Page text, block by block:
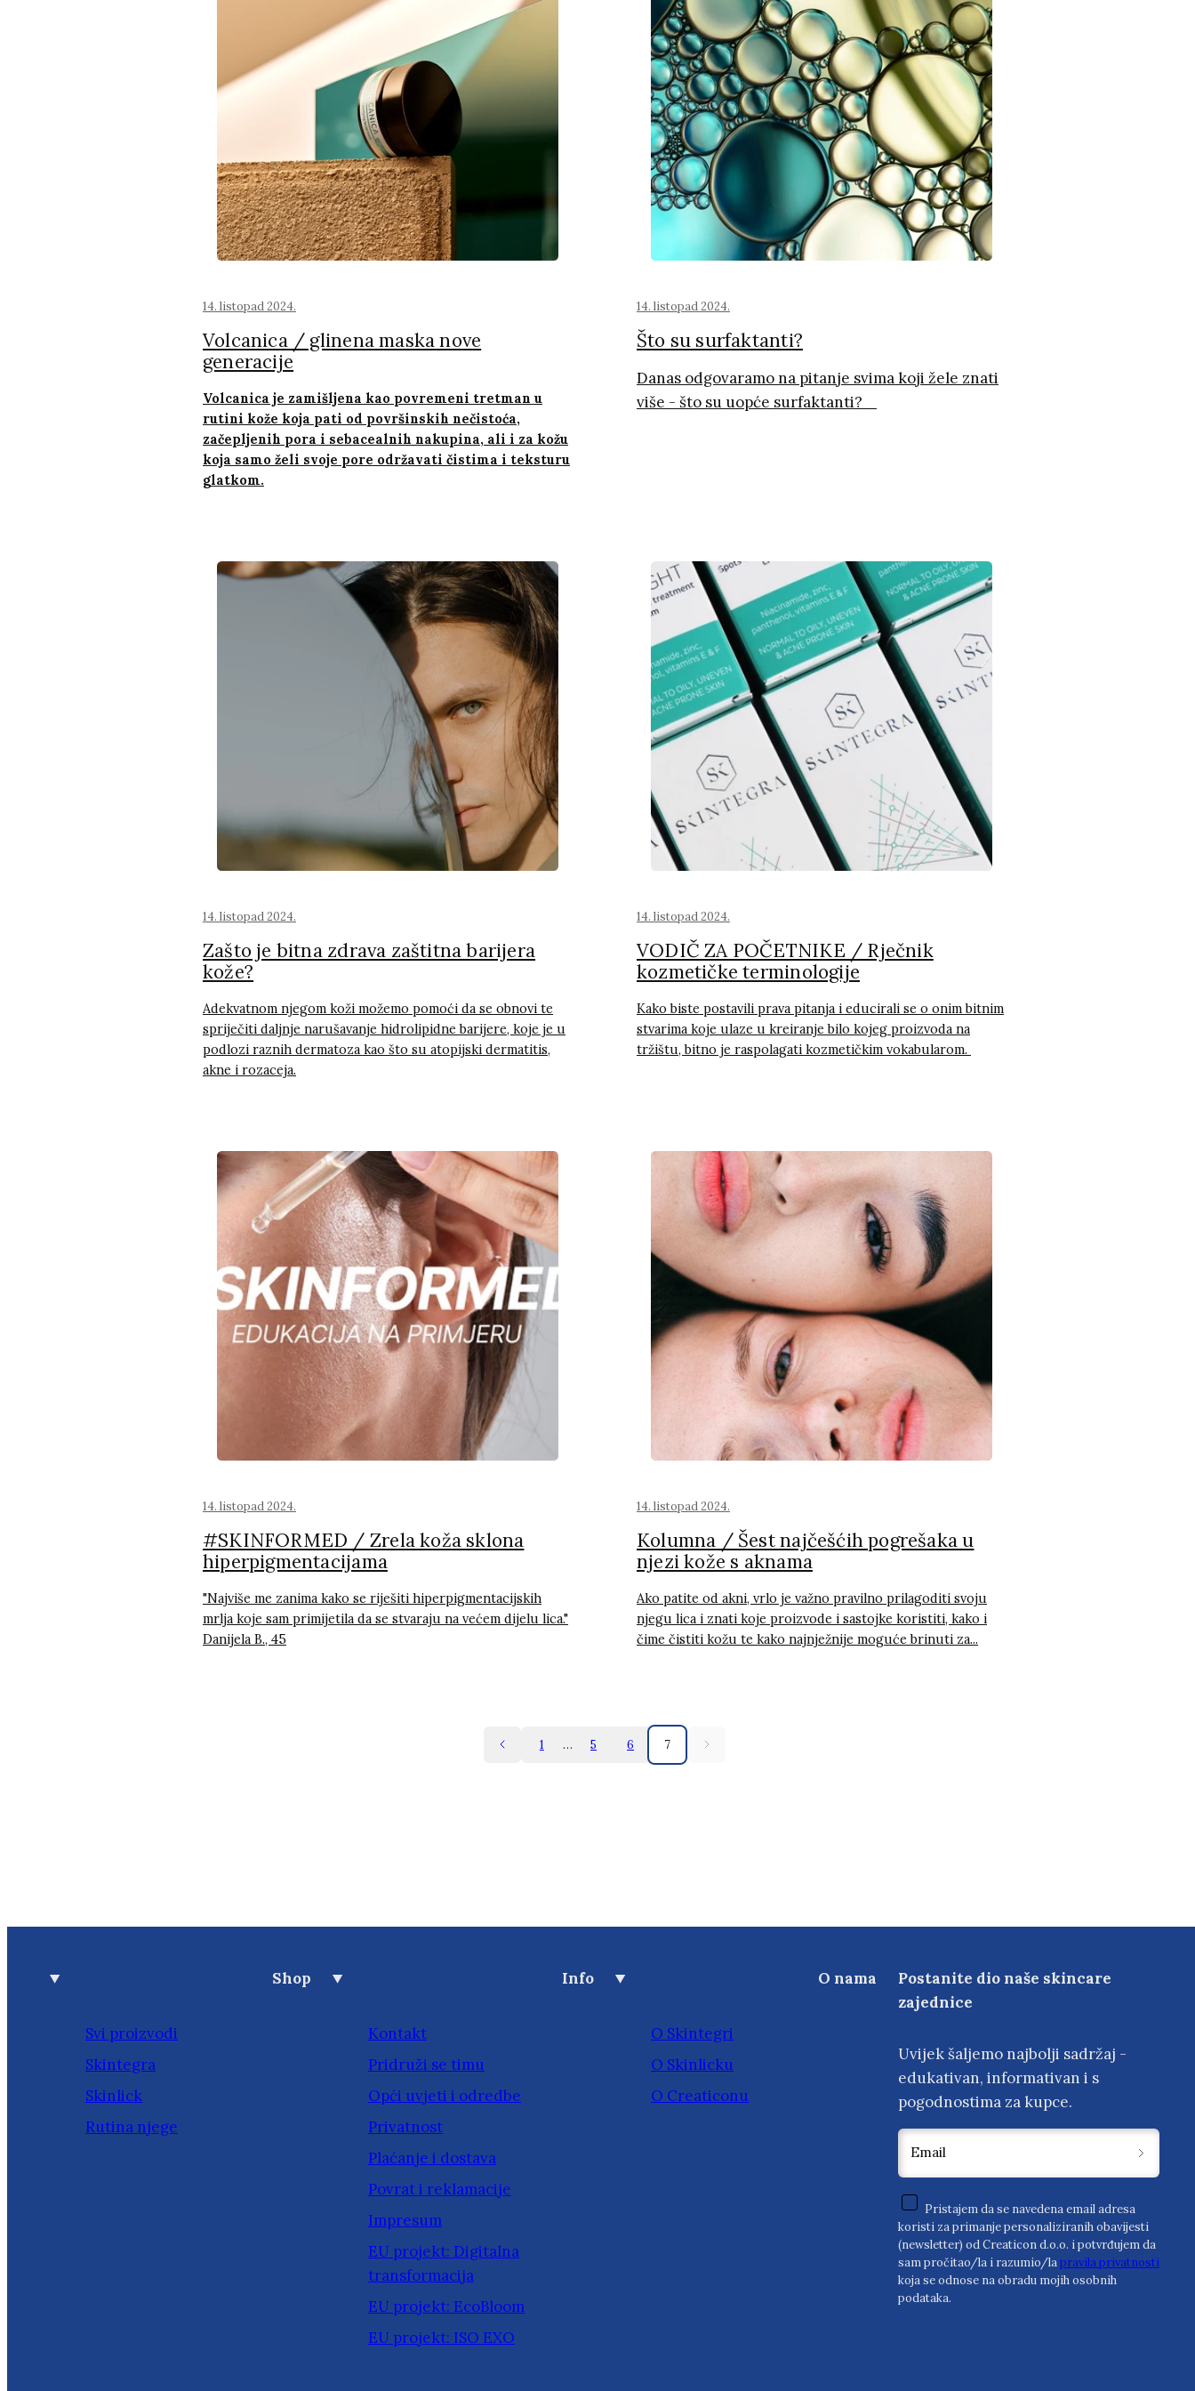
14. listopad 2024.
Volcanica / glinena maska nove
generacije
Volcanica je zamišljena kao povremeni tretman u
rutini kože koja pati od površinskih nečistoća,
začepljenih pora i sebacealnih nakupina, ali i za kožu
koja samo želi svoje pore održavati čistima i teksturu
glatkom.
14. listopad 2024.
Što su surfaktanti?
Danas odgovaramo na pitanje svima koji žele znati
više - što su uopće surfaktanti?
14. listopad 2024.
Zašto je bitna zdrava zaštitna barijera
kože?
Adekvatnom njegom koži možemo pomoći da se obnovi te
spriječiti daljnje narušavanje hidrolipidne barijere, koje je u
podlozi raznih dermatoza kao što su atopijski dermatitis,
akne i rozaceja.
14. listopad 2024.
VODIČ ZA POČETNIKE / Rječnik
kozmetičke terminologije
Kako biste postavili prava pitanja i educirali se o onim bitnim
stvarima koje ulaze u kreiranje bilo kojeg proizvoda na
tržištu, bitno je raspolagati kozmetičkim vokabularom.
14. listopad 2024.
#SKINFORMED / Zrela koža sklona
hiperpigmentacijama
"Najviše me zanima kako se riješiti hiperpigmentacijskih
mrlja koje sam primijetila da se stvaraju na većem dijelu lica."
Danijela B., 45
14. listopad 2024.
Kolumna / Šest najčešćih pogrešaka u
njezi kože s aknama
Ako patite od akni, vrlo je važno pravilno prilagoditi svoju
njegu lica i znati koje proizvode i sastojke koristiti, kako i
čime čistiti kožu te kako najnježnije moguće brinuti za...
1 … 5 6 7
Shop
Svi proizvodi
Skintegra
Skinlick
Rutina njege
Info
Kontakt
Pridruži se timu
Opći uvjeti i odredbe
Privatnost
Plaćanje i dostava
Povrat i reklamacije
Impresum
EU projekt: Digitalna
transformacija
EU projekt: EcoBloom
EU projekt: ISO EXO
O nama
O Skintegri
O Skinlicku
O Creaticonu
Postanite dio naše skincare
zajednice
Uvijek šaljemo najbolji sadržaj -
edukativan, informativan i s
pogodnostima za kupce.
Email
Pristajem da se navedena email adresa
koristi za primanje personaliziranih obavijesti
(newsletter) od Creaticon d.o.o. i potvrđujem da
sam pročitao/la i razumio/la pravila privatnosti
koja se odnose na obradu mojih osobnih
podataka.